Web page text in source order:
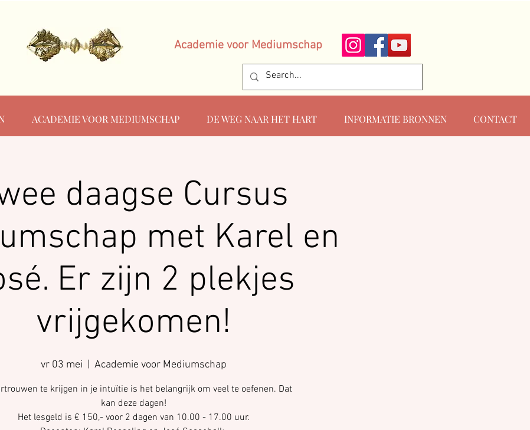
Academie voor Mediumschap
ACADEMIE VOOR MEDIUMSCHAP DE WEG NAAR HET HART INFORMATIE BRONNEN CONTACT
daagse Cursus
met Karel en
Er zijn 2 plekjes
vrijgekomen!
vr 03 mei Academie voor Mediumschap
te krijgen in je intuïtie is het belangrijk om veel te oefenen. Dat
kan deze dagen!
Het lesgeld is € 150,- voor 2 dagen van 10.00 - 17.00 uur.